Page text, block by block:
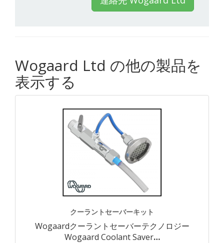
Wogaard Ltd の他の製品を
表示する
クーラントセーバーキット
Wogaardクーラントセーバーテクノロジー
Wogaard Coolant Saver…